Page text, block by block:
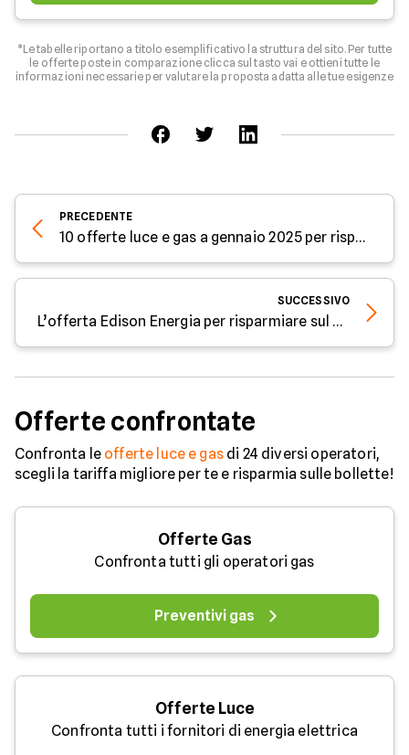
*Le tabelle riportano a titolo esemplificativo la struttura del sito. Per tutte
le offerte poste in comparazione clicca sul tasto vai e ottieni tutte le
informazioni necessarie per valutare la proposta adatta alle tue esigenze
PRECEDENTE
10 offerte luce e gas a gennaio 2025 per risparmiare sul costo energia
SUCCESSIVO
L’offerta Edison Energia per risparmiare sul costo energia a gennaio 2025
Offerte confrontate
Confronta le offerte luce e gasdi 24 diversi operatori,
scegli la tariffa migliore per te e risparmia sulle bollette!
Offerte Gas
Confronta tutti gli operatori gas
Preventivi gas
Offerte Luce
Confronta tutti i fornitori di energia elettrica